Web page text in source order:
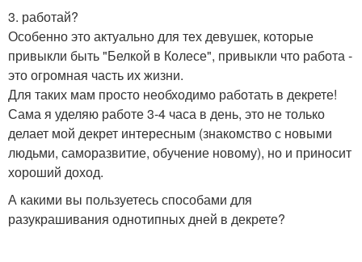
3. работай?
Особенно это актуально для тех девушек, которые
привыкли быть "Белкой в Колесе", привыкли что работа -
это огромная часть их жизни.
Для таких мам просто необходимо работать в декрете!
Сама я уделяю работе 3-4 часа в день, это не только
делает мой декрет интересным (знакомство с новыми
людьми, саморазвитие, обучение новому), но и приносит
хороший доход.
А какими вы пользуетесь способами для
разукрашивания однотипных дней в декрете?